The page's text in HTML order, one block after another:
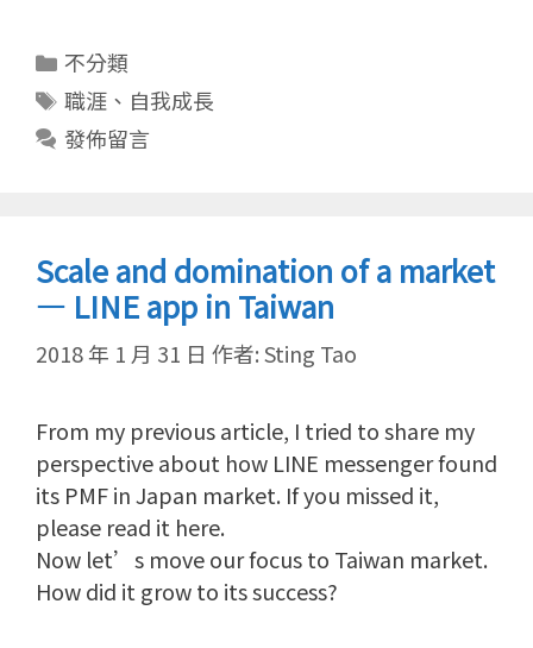
分
類
不分類
標
籤
職涯、 自我成長
發佈留言
Scale and domination of a market
— LINE app in Taiwan
2018 年 1 月 31 日 作者:Sting Tao
From my previous article, I tried to share my
perspective about how LINE messenger found
its PMF in Japan market. If you missed it,
please read it here.
Now let’s move our focus to Taiwan market.
How did it grow to its success?